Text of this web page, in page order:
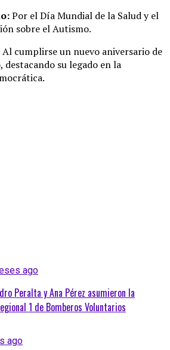
Por el Día Mundial de la Salud y el
sobre el Autismo.
Al cumplirse un nuevo aniversario de
su legado en la
ago
Peralta y Ana Pérez asumieron la
1 de Bomberos Voluntarios
ago